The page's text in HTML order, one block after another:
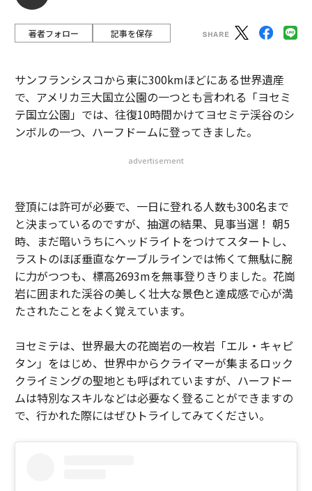
著者フォロー 記事を保存
サンフランシスコから東に300kmほどにある世界遺産
で、アメリカ三大国立公園の一つとも言われる「ヨセミ
テ国立公園」では、往復10時間かけてヨセミテ渓谷のシ
ンボルの一つ、ハーフドームに登ってきました。
advertisement
登頂には許可が必要で、一日に登れる人数も300名まで
と決まっているのですが、抽選の結果、見事当選！ 朝5
時、まだ暗いうちにヘッドライトをつけてスタートし、
ラストのほぼ垂直なケーブルラインでは怖くて無駄に腕
に力がつつも、標高2693mを無事登りきりました。花崗
岩に囲まれた渓谷の美しく壮大な景色と達成感で心が満
たされたことをよく覚えています。
ヨセミテは、世界最大の花崗岩の一枚岩「エル・キャピ
タン」をはじめ、世界中からクライマーが集まるロック
クライミングの聖地とも呼ばれていますが、ハーフドー
ムは特別なスキルなどは必要なく登ることができますの
で、行かれた際にはぜひトライしてみてください。